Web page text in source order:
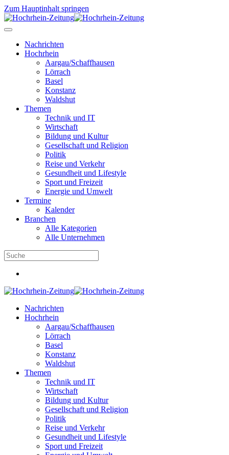
Zum Hauptinhalt springen
Nachrichten
Hochrhein
Aargau/Schaffhausen
Lörrach
Basel
Konstanz
Waldshut
Themen
Technik und IT
Wirtschaft
Bildung und Kultur
Gesellschaft und Religion
Politik
Reise und Verkehr
Gesundheit und Lifestyle
Sport und Freizeit
Energie und Umwelt
Termine
Kalender
Branchen
Alle Kategorien
Alle Unternehmen
Nachrichten
Hochrhein
Aargau/Schaffhausen
Lörrach
Basel
Konstanz
Waldshut
Themen
Technik und IT
Wirtschaft
Bildung und Kultur
Gesellschaft und Religion
Politik
Reise und Verkehr
Gesundheit und Lifestyle
Sport und Freizeit